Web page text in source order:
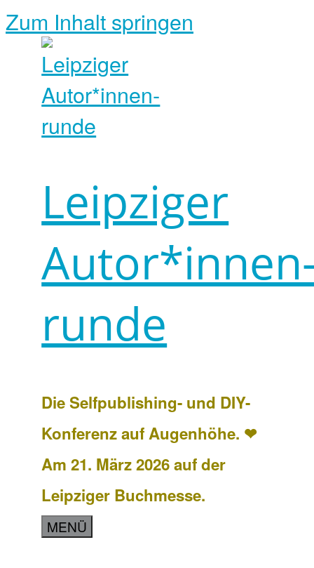
Zum Inhalt springen
Leipziger
runde
Die Selfpublishing- und DIY-
Konferenz auf Augenhöhe. ❤
Am 21. März 2026 auf der
Leipziger Buchmesse.
MENÜ